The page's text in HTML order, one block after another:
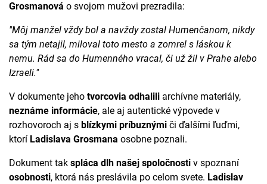
Grosmanová o svojom mužovi prezradila:
"Môj manžel vždy bol a navždy zostal Humenčanom, nikdy
sa tým netajil, miloval toto mesto a zomrel s láskou k
nemu. Rád sa do Humenného vracal, či už žil v Prahe alebo
Izraeli."
V dokumente jeho tvorcovia odhalili archívne materiály,
neznáme informácie, ale aj autentické výpovede v
rozhovoroch aj s blízkymi príbuznými či ďalšími ľuďmi,
ktorí Ladislava Grosmana osobne poznali.
Dokument tak spláca dlh našej spoločnosti v spoznaní
osobnosti, ktorá nás preslávila po celom svete. Ladislav